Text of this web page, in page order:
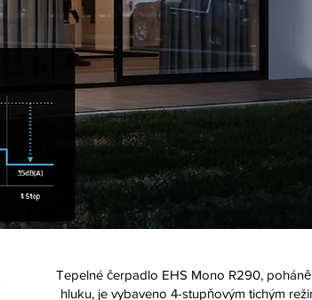
Tepelné čerpadlo EHS Mono R290,
hluku, je vybaveno 4-stupňovým tichým